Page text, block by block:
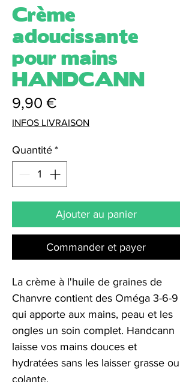
Crème
adoucissante
pour mains
HANDCANN
9,90 €Prix
INFOS LIVRAISON
Quantité *
Ajouter au panier
Commander et payer
La crème à l'huile de graines de
Chanvre contient des Oméga 3-6-9
qui apporte aux mains, peau et les
ongles un soin complet. Handcann
laisse vos mains douces et
hydratées sans les laisser grasse ou
colante.